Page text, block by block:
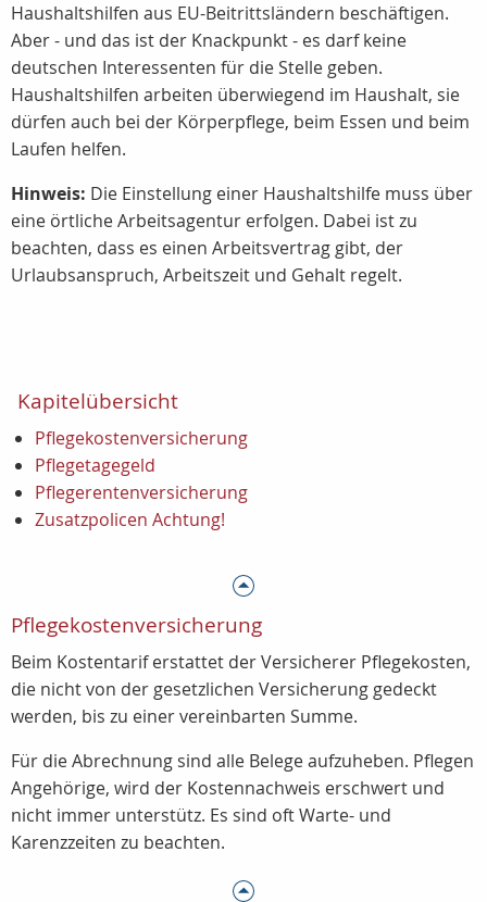
Haushaltshilfen aus EU-Beitrittsländern beschäftigen.
Aber - und das ist der Knackpunkt - es darf keine
deutschen Interessenten für die Stelle geben.
Haushaltshilfen arbeiten überwiegend im Haushalt, sie
dürfen auch bei der Körperpflege, beim Essen und beim
Laufen helfen.
Hinweis: Die Einstellung einer Haushaltshilfe muss über
eine örtliche Arbeitsagentur erfolgen. Dabei ist zu
beachten, dass es einen Arbeitsvertrag gibt, der
Urlaubsanspruch, Arbeitszeit und Gehalt regelt.
Kapitelübersicht
Pflegekostenversicherung
Pflegetagegeld
Pflegerentenversicherung
Zusatzpolicen Achtung!
Pflegekostenversicherung
Beim Kostentarif erstattet der Versicherer Pflegekosten,
die nicht von der gesetzlichen Versicherung gedeckt
werden, bis zu einer vereinbarten Summe.
Für die Abrechnung sind alle Belege aufzuheben. Pflegen
Angehörige, wird der Kostennachweis erschwert und
nicht immer unterstütz. Es sind oft Warte- und
Karenzzeiten zu beachten.